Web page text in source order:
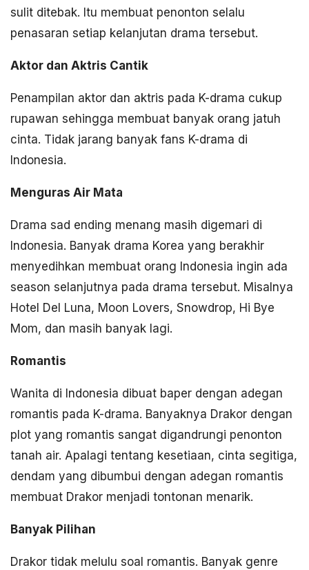
sulit ditebak. Itu membuat penonton selalu
penasaran setiap kelanjutan drama tersebut.
Aktor dan Aktris Cantik
Penampilan aktor dan aktris pada K-drama cukup
rupawan sehingga membuat banyak orang jatuh
cinta. Tidak jarang banyak fans K-drama di
Indonesia.
Menguras Air Mata
Drama sad ending menang masih digemari di
Indonesia. Banyak drama Korea yang berakhir
menyedihkan membuat orang Indonesia ingin ada
season selanjutnya pada drama tersebut. Misalnya
Hotel Del Luna, Moon Lovers, Snowdrop, Hi Bye
Mom, dan masih banyak lagi.
Romantis
Wanita di Indonesia dibuat baper dengan adegan
romantis pada K-drama. Banyaknya Drakor dengan
plot yang romantis sangat digandrungi penonton
tanah air. Apalagi tentang kesetiaan, cinta segitiga,
dendam yang dibumbui dengan adegan romantis
membuat Drakor menjadi tontonan menarik.
Banyak Pilihan
Drakor tidak melulu soal romantis. Banyak genre